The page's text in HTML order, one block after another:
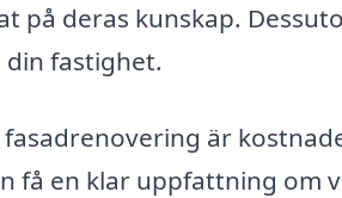
på deras kunskap.
din fastighet.
fasadrenovering är
få en klar uppfattning om